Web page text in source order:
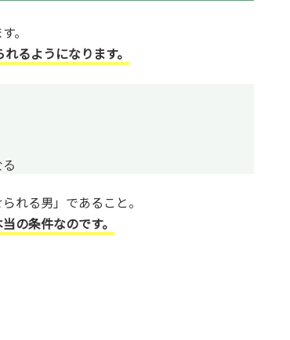
。
るようになります。
れる男」であること。
の条件なのです。